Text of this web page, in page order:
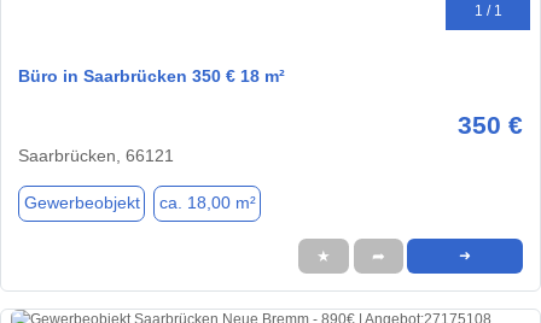
1 / 1
Büro in Saarbrücken 350 € 18 m²
350 €
Saarbrücken, 66121
Gewerbeobjekt ca. 18,00 m²
★ ➦ ➜